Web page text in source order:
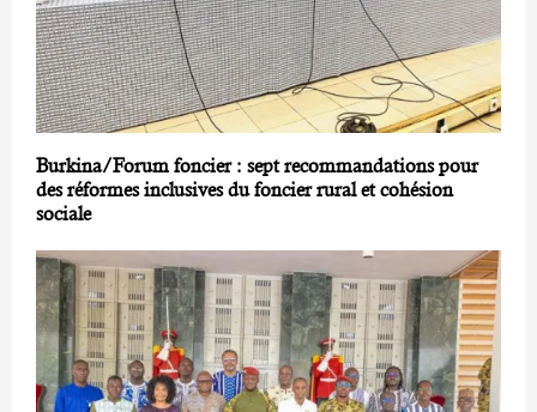
Burkina/Forum foncier : sept recommandations pour
des réformes inclusives du foncier rural et cohésion
sociale